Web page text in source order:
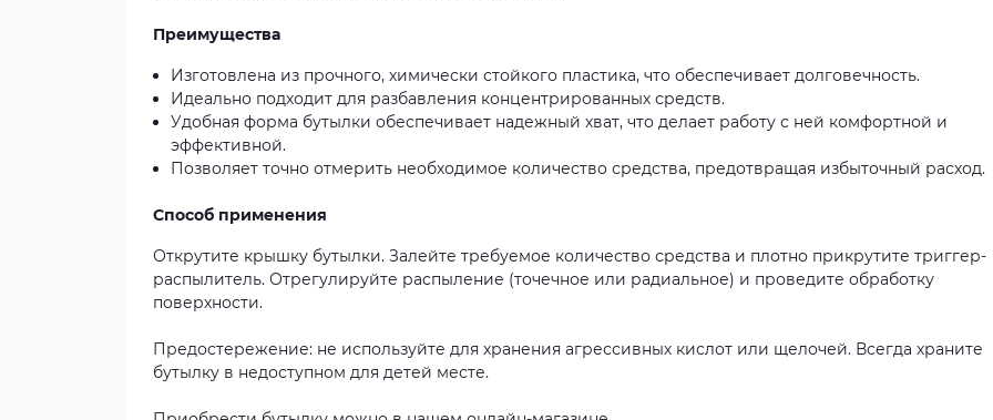
Преимущества
Изготовлена ​​из прочного, химически стойкого пластика, что обеспечивает долговечность.
Идеально подходит для разбавления концентрированных средств.
Удобная форма бутылки обеспечивает надежный хват, что делает работу с ней комфортной и
эффективной.
Позволяет точно отмерить необходимое количество средства, предотвращая избыточный расход.
Способ применения
Открутите крышку бутылки. Залейте требуемое количество средства и плотно прикрутите триггер-
распылитель. Отрегулируйте распыление (точечное или радиальное) и проведите обработку
поверхности.
Предостережение: не используйте для хранения агрессивных кислот или щелочей. Всегда храните
бутылку в недоступном для детей месте.